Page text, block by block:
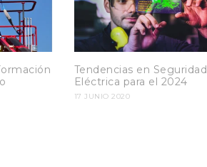
Tendencias en Seguridad
Eléctrica para el 2024
17 JUNIO 2020